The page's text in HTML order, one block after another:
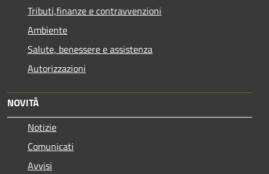
Tributi,finanze e contravvenzioni
Ambiente
Salute, benessere e assistenza
Autorizzazioni
NOVITÀ
Notizie
Comunicati
Avvisi